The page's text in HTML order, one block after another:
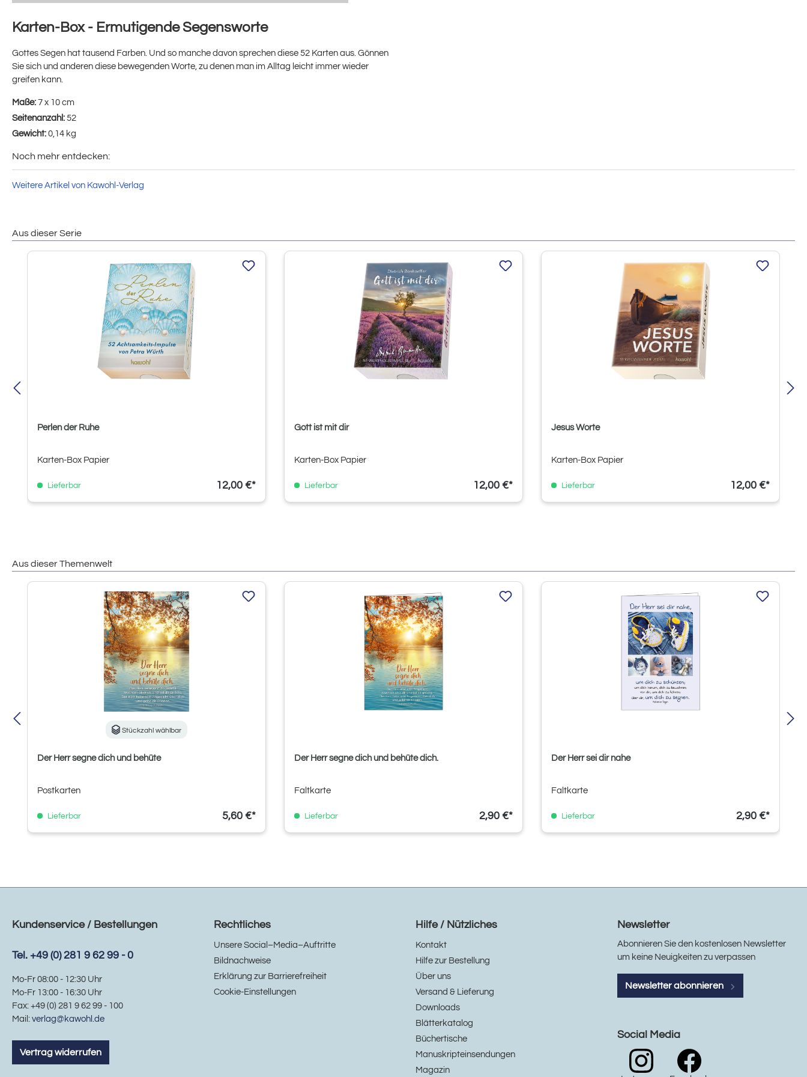
Karten-Box - Ermutigende Segensworte
Gottes Segen hat tausend Farben. Und so manche davon sprechen diese 52 Karten aus. Gönnen
Sie sich und anderen diese bewegenden Worte, zu denen man im Alltag leicht immer wieder
greifen kann.
Maße: 7 x 10 cm
Seitenanzahl: 52
Gewicht: 0,14 kg
Noch mehr entdecken:
Weitere Artikel von Kawohl-Verlag
Aus dieser Serie
Produktgalerie überspringen
Perlen der Ruhe
Karten-Box Papier
Lieferbar 12,00 €*
Gott ist mit dir
Karten-Box Papier
Lieferbar 12,00 €*
Jesus Worte
Karten-Box Papier
Lieferbar 12,00 €*
Aus dieser Themenwelt
Produktgalerie überspringen
Stückzahl wählbar
Der Herr segne dich und behüte
Postkarten
Lieferbar 5,60 €*
Der Herr segne dich und behüte dich.
Faltkarte
Lieferbar 2,90 €*
Der Herr sei dir nahe
Faltkarte
Lieferbar 2,90 €*
Kundenservice / Bestellungen
Tel. +49 (0) 281 9 62 99 - 0
Mo-Fr 08:00 - 12:30 Uhr
Mo-Fr 13:00 - 16:30 Uhr
Fax: +49 (0) 281 9 62 99 - 100
Mail: verlag@kawohl.de
Vertrag widerrufen
Rechtliches
Unsere Social–Media–Auftritte
Bildnachweise
Erklärung zur Barrierefreiheit
Cookie-Einstellungen
Hilfe / Nützliches
Kontakt
Hilfe zur Bestellung
Über uns
Versand & Lieferung
Downloads
Blätterkatalog
Büchertische
Manuskripteinsendungen
Magazin
Newsletter
Abonnieren Sie den kostenlosen Newsletter
um keine Neuigkeiten zu verpassen
Newsletter abonnieren
Social Media